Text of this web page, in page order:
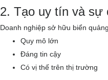
2. Tạo uy tín và sự
Doanh nghiệp sở hữu biển
Quy mô lớn
Đáng tin cậy
Có vị thế trên thị trường